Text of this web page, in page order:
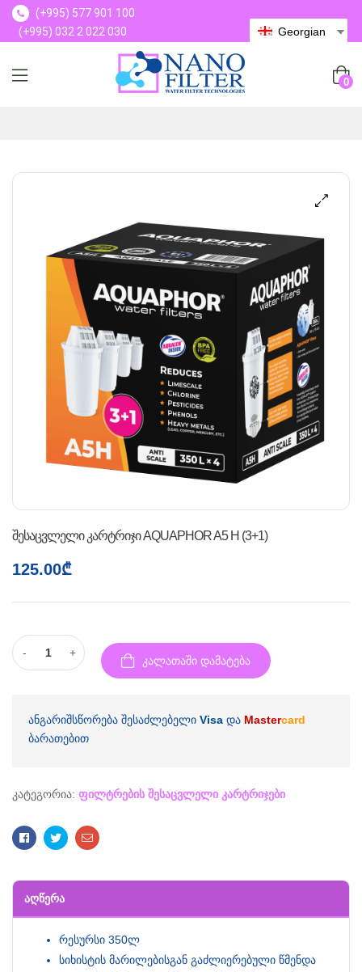
(+995) 577 901 100
(+995) 032 2 022 030
Georgian
0
შესაცვლელი კარტრიჯი AQUAPHOR A5 H (3+1)
125.00₾
- +
კალათაში დამატება
ანგარიშსწორება შესაძლებელი Visa და Mastercard
ბარათებით
კატეგორია: ფილტრების შესაცვლელი კარტრიჯები
FacebookTwitterEmail
ᲐᲦᲬᲔᲠᲐ
რესურსი 350ლ
სიხისტის მარილებისგან გაძლიერებული წმენდა